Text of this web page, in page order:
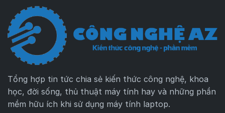
Tổng hợp tin tức chia sẻ kiến thức công nghệ, khoa
học, đời sống, thủ thuật máy tính hay và những phần
mềm hữu ích khi sử dụng máy tính laptop.